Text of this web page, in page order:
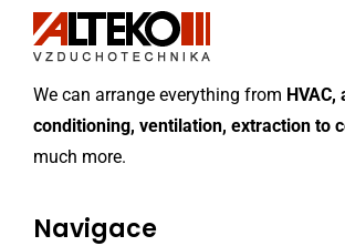
We can arrange everything from HVAC,
conditioning, ventilation, extraction to
much more.
Navigace